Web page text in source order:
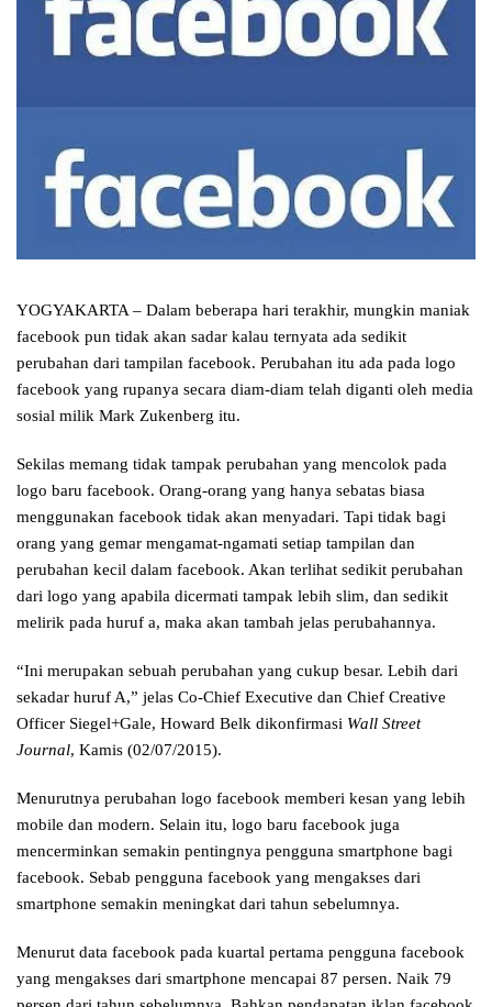
YOGYAKARTA – Dalam beberapa hari terakhir, mungkin maniak
facebook pun tidak akan sadar kalau ternyata ada sedikit
perubahan dari tampilan facebook. Perubahan itu ada pada logo
facebook yang rupanya secara diam-diam telah diganti oleh media
sosial milik Mark Zukenberg itu.
Sekilas memang tidak tampak perubahan yang mencolok pada
logo baru facebook. Orang-orang yang hanya sebatas biasa
menggunakan facebook tidak akan menyadari. Tapi tidak bagi
orang yang gemar mengamat-ngamati setiap tampilan dan
perubahan kecil dalam facebook. Akan terlihat sedikit perubahan
dari logo yang apabila dicermati tampak lebih slim, dan sedikit
melirik pada huruf a, maka akan tambah jelas perubahannya.
“Ini merupakan sebuah perubahan yang cukup besar. Lebih dari
sekadar huruf A,” jelas Co-Chief Executive dan Chief Creative
Officer Siegel+Gale, Howard Belk dikonfirmasi Wall Street
Journal, Kamis (02/07/2015).
Menurutnya perubahan logo facebook memberi kesan yang lebih
mobile dan modern. Selain itu, logo baru facebook juga
mencerminkan semakin pentingnya pengguna smartphone bagi
facebook. Sebab pengguna facebook yang mengakses dari
smartphone semakin meningkat dari tahun sebelumnya.
Menurut data facebook pada kuartal pertama pengguna facebook
yang mengakses dari smartphone mencapai 87 persen. Naik 79